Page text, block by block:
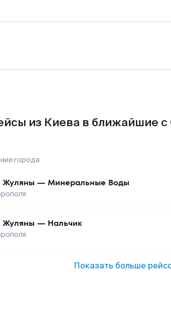
из Киева в ближайшие с
города
Жуляны — Минеральные Воды
Жуляны — Нальчик
Показать больше